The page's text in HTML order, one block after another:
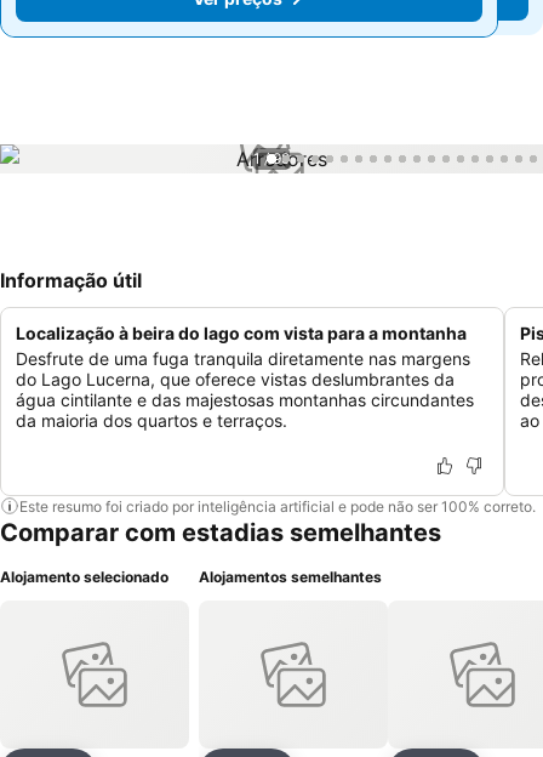
1 / 99
Informação útil
Localização à beira do lago com vista para a montanha
Desfrute de uma fuga tranquila diretamente nas margens
do Lago Lucerna, que oferece vistas deslumbrantes da
água cintilante e das majestosas montanhas circundantes
da maioria dos quartos e terraços.
Este resumo foi criado por inteligência artificial e pode não ser 100% correto.
Comparar com estadias semelhantes
Alojamento selecionado Alojamentos semelhantes